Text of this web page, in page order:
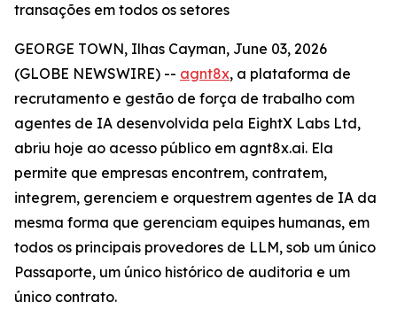
transações em todos os setores
GEORGE TOWN, Ilhas Cayman, June 03, 2026
(GLOBE NEWSWIRE) -- agnt8x, a plataforma de
recrutamento e gestão de força de trabalho com
agentes de IA desenvolvida pela EightX Labs Ltd,
abriu hoje ao acesso público em agnt8x.ai. Ela
permite que empresas encontrem, contratem,
integrem, gerenciem e orquestrem agentes de IA da
mesma forma que gerenciam equipes humanas, em
todos os principais provedores de LLM, sob um único
Passaporte, um único histórico de auditoria e um
único contrato.